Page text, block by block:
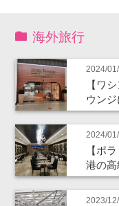
海外旅行
2024/
【ワ
ウン
2024/
【ポ
港の
2023/